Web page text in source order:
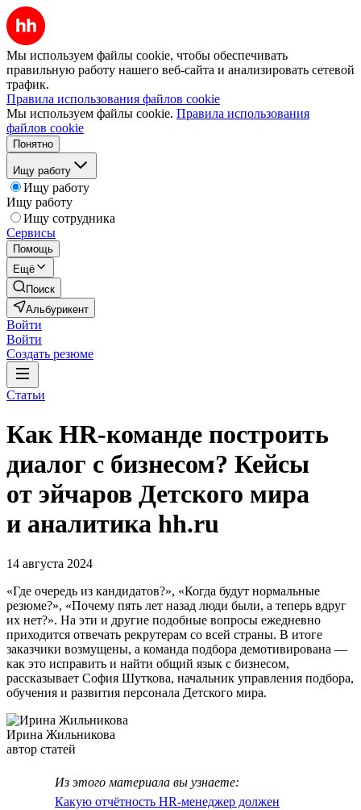
Мы используем файлы cookie, чтобы обеспечивать
правильную работу нашего веб-сайта и анализировать сетевой
трафик.
Правила использования файлов cookie
Мы используем файлы cookie. Правила использования
файлов cookie
Понятно
Ищу работу
Ищу работу
Ищу работу
Ищу сотрудника
Сервисы
Помощь
Ещё
Поиск
Альбурикент
Войти
Войти
Создать резюме
Статьи
Как HR-команде построить
диалог с бизнесом? Кейсы
от эйчаров Детского мира
и аналитика hh.ru
14 августа 2024
«Где очередь из кандидатов?», «Когда будут нормальные
резюме?», «Почему пять лет назад люди были, а теперь вдруг
их нет?». На эти и другие подобные вопросы ежедневно
приходится отвечать рекрутерам со всей страны. В итоге
заказчики возмущены, а команда подбора демотивирована —
как это исправить и найти общий язык с бизнесом,
рассказывает София Шуткова, начальник управления подбора,
обучения и развития персонала Детского мира.
Ирина Жильникова
автор статей
Из этого материала вы узнаете:
Какую отчётность HR-менеджер должен